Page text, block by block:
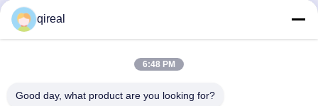
Produits Recommandés
qireal
6:48 PM
Good day, what product are you looking for?